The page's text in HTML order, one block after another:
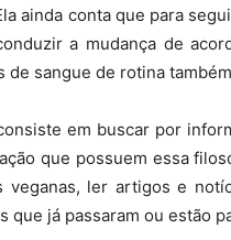
ainda conta que para
a mudança de
de sangue de rotina
em buscar por
que possuem essa
veganas, ler artigos e
já passaram ou estão